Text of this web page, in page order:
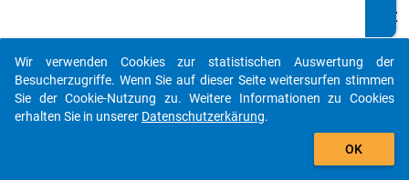
ätz
un
g
ber
auto_stories
add_shopping_cart
Wir verwenden Cookies zur statistischen Auswertung der
Besucherzugriffe. Wenn Sie auf dieser Seite weitersurfen stimmen
Sie der Cookie-Nutzung zu. Weitere Informationen zu Cookies
erhalten Sie in unserer Datenschutzerkärung.
OK